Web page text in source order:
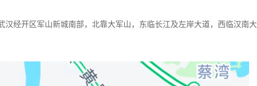
经开区军山新城南部，北靠大军山，东临长江及左岸大道，西临汉南大